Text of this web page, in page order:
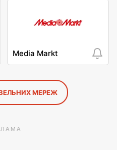
Media Markt
МЕРЕЖ